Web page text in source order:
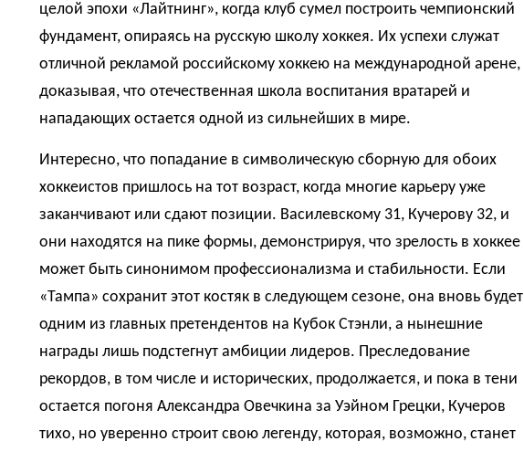
целой эпохи «Лайтнинг», когда клуб сумел построить чемпионский
фундамент, опираясь на русскую школу хоккея. Их успехи служат
отличной рекламой российскому хоккею на международной арене,
доказывая, что отечественная школа воспитания вратарей и
нападающих остается одной из сильнейших в мире.
Интересно, что попадание в символическую сборную для обоих
хоккеистов пришлось на тот возраст, когда многие карьеру уже
заканчивают или сдают позиции. Василевскому 31, Кучерову 32, и
они находятся на пике формы, демонстрируя, что зрелость в хоккее
может быть синонимом профессионализма и стабильности. Если
«Тампа» сохранит этот костяк в следующем сезоне, она вновь будет
одним из главных претендентов на Кубок Стэнли, а нынешние
награды лишь подстегнут амбиции лидеров. Преследование
рекордов, в том числе и исторических, продолжается, и пока в тени
остается погоня Александра Овечкина за Уэйном Грецки, Кучеров
тихо, но уверенно строит свою легенду, которая, возможно, станет